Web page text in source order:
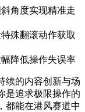
角度实现精准走
殊翻滚动作获取
降低操作失误率
续的内容创新与场
是追求极限操作的
都能在港风赛道中